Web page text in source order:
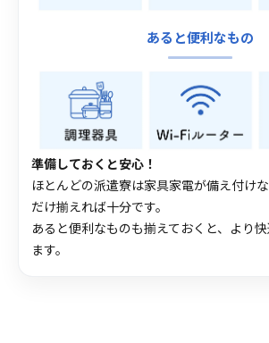
あると便利なもの
準備しておくと安心！
ほとんどの派遣寮は家具家電が備え付け
だけ揃えれば十分です。
あると便利なものも揃えておくと、より
ます。